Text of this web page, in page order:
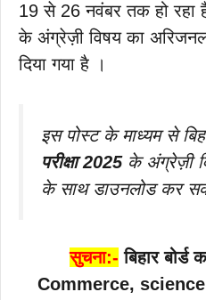
19 से 26 नवंबर तक हो रहा
के अंग्रेज़ी विषय का
दिया गया है ।
इस पोस्ट के माध्यम से
परीक्षा 2025के अंग्रेज़ी
के साथ डाउनलोड कर
सुचना:- बिहार बोर्ड
Commerce,